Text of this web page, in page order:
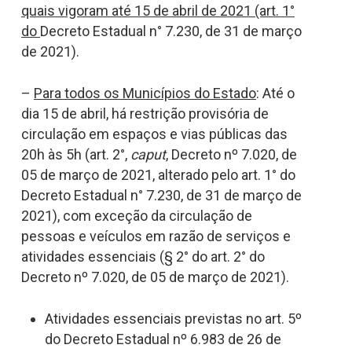
quais vigoram até 15 de abril de 2021 (art. 1°
do Decreto Estadual n° 7.230, de 31 de março
de 2021).
– Para todos os Municípios do Estado: Até o
dia 15 de abril, há restrição provisória de
circulação em espaços e vias públicas das
20h às 5h (art. 2°, caput, Decreto nº 7.020, de
05 de março de 2021, alterado pelo art. 1° do
Decreto Estadual n° 7.230, de 31 de março de
2021), com exceção da circulação de
pessoas e veículos em razão de serviços e
atividades essenciais (§ 2° do art. 2° do
Decreto nº 7.020, de 05 de março de 2021).
Atividades essenciais previstas no art. 5º
do Decreto Estadual nº 6.983 de 26 de